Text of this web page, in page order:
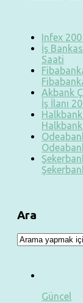
Infex 200
İş
Saati
Akbank
İş İlanı
Ara
Güncel